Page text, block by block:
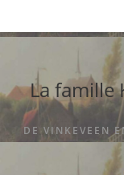
to
La famille
DE VINKEVEEN